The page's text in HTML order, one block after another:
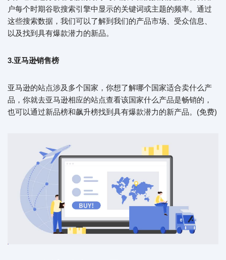
户每个时期谷歌搜索引擎中显示的关键词或主题的频率。通过
这些搜索数据，我们可以了解到我们的产品市场、受众信息、
以及找到具有爆款潜力的新品。
3.亚马逊销售榜
亚马逊的站点涉及多个国家，你想了解哪个国家适合卖什么产
品，你就去亚马逊相应的站点查看该国家什么产品是畅销的，
也可以通过新品榜和飙升榜找到具有爆款潜力的新产品。(免费)